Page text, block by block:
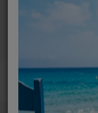
Ανταλλακτικά